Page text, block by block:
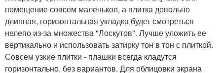
помещение совсем маленькое, а плитка довольно
длинная, горизонтальная укладка будет смотреться
нелепо из-за множества "Лоскутов". Лучше уложить ее
вертикально и использовать затирку тон в тон с плиткой.
Совсем узкие плитки - плашки всегда кладутся
горизонтально, без вариантов. Для облицовки экрана